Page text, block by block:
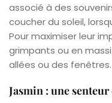
associé à des
coucher du soleil,
Pour maximiser leur
grimpants ou en
allées ou des fenêtres.
Jasmin : une